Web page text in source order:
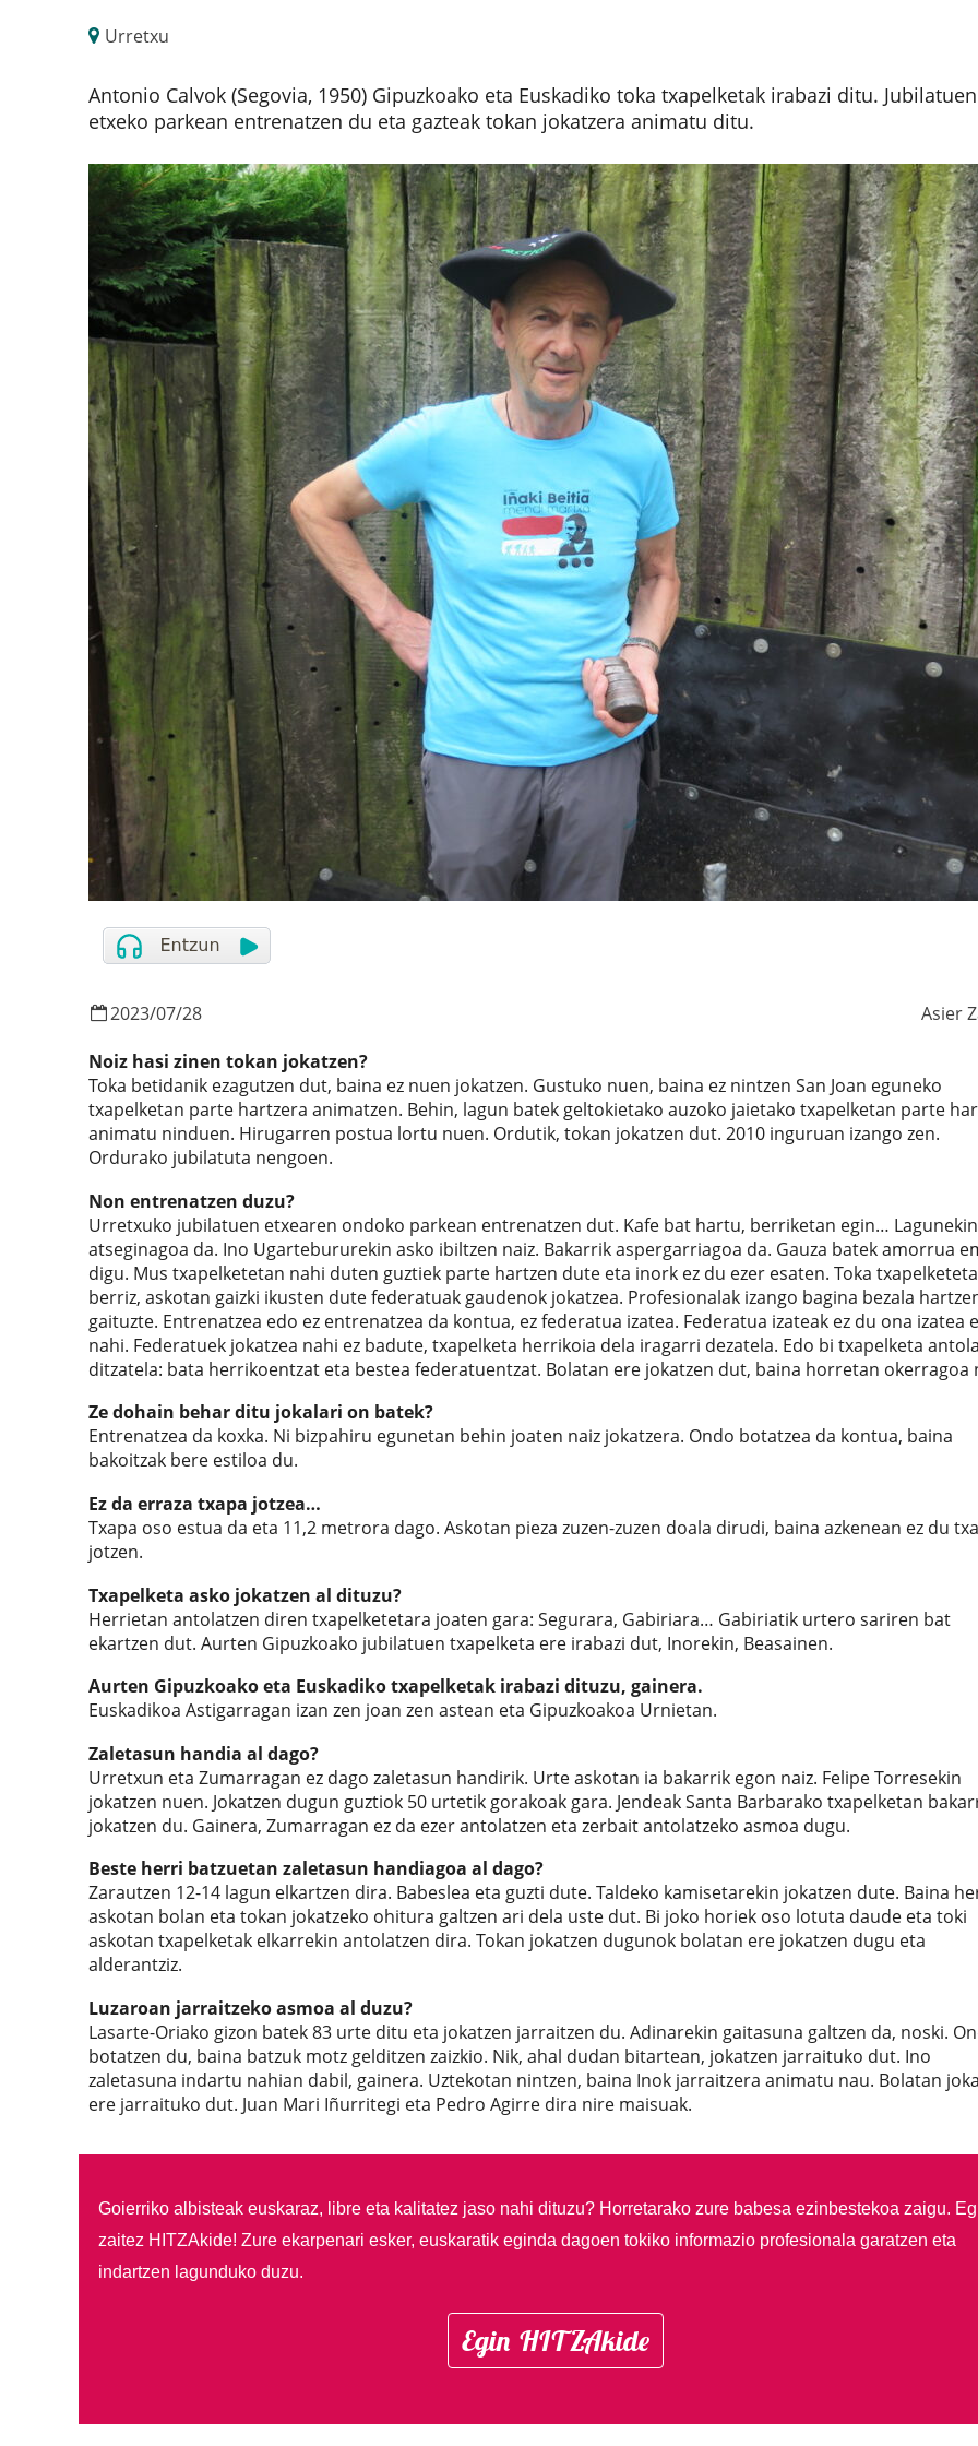
Urretxu
Antonio Calvok (Segovia, 1950) Gipuzkoako eta Euskadiko toka txapelketak irabazi ditu. Jubilatuen
etxeko parkean entrenatzen du eta gazteak tokan jokatzera animatu ditu.
2023/07/28
Asier
Noiz hasi zinen tokan jokatzen?
Toka betidanik ezagutzen dut, baina ez nuen jokatzen. Gustuko nuen, baina ez nintzen San Joan eguneko
txapelketan parte hartzera animatzen. Behin, lagun batek geltokietako auzoko jaietako txapelketan parte
animatu ninduen. Hirugarren postua lortu nuen. Ordutik, tokan jokatzen dut. 2010 inguruan izango zen.
Ordurako jubilatuta nengoen.
Non entrenatzen duzu?
Urretxuko jubilatuen etxearen ondoko parkean entrenatzen dut. Kafe bat hartu, berriketan egin… Lagunekin
atseginagoa da. Ino Ugartebururekin asko ibiltzen naiz. Bakarrik aspergarriagoa da. Gauza batek amorrua
digu. Mus txapelketetan nahi duten guztiek parte hartzen dute eta inork ez du ezer esaten. Toka
berriz, askotan gaizki ikusten dute federatuak gaudenok jokatzea. Profesionalak izango bagina bezala
gaituzte. Entrenatzea edo ez entrenatzea da kontua, ez federatua izatea. Federatua izateak ez du ona izatea
nahi. Federatuek jokatzea nahi ez badute, txapelketa herrikoia dela iragarri dezatela. Edo bi txapelketa
ditzatela: bata herrikoentzat eta bestea federatuentzat. Bolatan ere jokatzen dut, baina horretan okerragoa
Ze dohain behar ditu jokalari on batek?
Entrenatzea da koxka. Ni bizpahiru egunetan behin joaten naiz jokatzera. Ondo botatzea da kontua, baina
bakoitzak bere estiloa du.
Ez da erraza txapa jotzea…
Txapa oso estua da eta 11,2 metrora dago. Askotan pieza zuzen-zuzen doala dirudi, baina azkenean ez du
jotzen.
Txapelketa asko jokatzen al dituzu?
Herrietan antolatzen diren txapelketetara joaten gara: Segurara, Gabiriara… Gabiriatik urtero sariren bat
ekartzen dut. Aurten Gipuzkoako jubilatuen txapelketa ere irabazi dut, Inorekin, Beasainen.
Aurten Gipuzkoako eta Euskadiko txapelketak irabazi dituzu, gainera.
Euskadikoa Astigarragan izan zen joan zen astean eta Gipuzkoakoa Urnietan.
Zaletasun handia al dago?
Urretxun eta Zumarragan ez dago zaletasun handirik. Urte askotan ia bakarrik egon naiz. Felipe Torresekin
jokatzen nuen. Jokatzen dugun guztiok 50 urtetik gorakoak gara. Jendeak Santa Barbarako txapelketan
jokatzen du. Gainera, Zumarragan ez da ezer antolatzen eta zerbait antolatzeko asmoa dugu.
Beste herri batzuetan zaletasun handiagoa al dago?
Zarautzen 12-14 lagun elkartzen dira. Babeslea eta guzti dute. Taldeko kamisetarekin jokatzen dute. Baina
askotan bolan eta tokan jokatzeko ohitura galtzen ari dela uste dut. Bi joko horiek oso lotuta daude eta toki
askotan txapelketak elkarrekin antolatzen dira. Tokan jokatzen dugunok bolatan ere jokatzen dugu eta
alderantziz.
Luzaroan jarraitzeko asmoa al duzu?
Lasarte-Oriako gizon batek 83 urte ditu eta jokatzen jarraitzen du. Adinarekin gaitasuna galtzen da, noski.
botatzen du, baina batzuk motz gelditzen zaizkio. Nik, ahal dudan bitartean, jokatzen jarraituko dut. Ino
zaletasuna indartu nahian dabil, gainera. Uztekotan nintzen, baina Inok jarraitzera animatu nau. Bolatan
ere jarraituko dut. Juan Mari Iñurritegi eta Pedro Agirre dira nire maisuak.
Goierriko albisteak euskaraz, libre eta kalitatez jaso nahi dituzu? Horretarako zure babesa ezinbestekoa zaigu.
zaitez HITZAkide! Zure ekarpenari esker, euskaratik eginda dagoen tokiko informazio profesionala garatzen eta
indartzen lagunduko duzu.
Egin HITZAkide